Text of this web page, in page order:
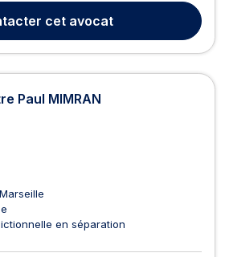
dans les procédures concernant le
elle privil...
cet avocat
Paul MIMRAN
en séparation